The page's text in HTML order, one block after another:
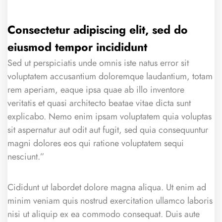
Consectetur adipiscing elit, sed do
eiusmod tempor incididunt
Sed ut perspiciatis unde omnis iste natus error sit
voluptatem accusantium doloremque laudantium, totam
rem aperiam, eaque ipsa quae ab illo inventore
veritatis et quasi architecto beatae vitae dicta sunt
explicabo. Nemo enim ipsam voluptatem quia voluptas
sit aspernatur aut odit aut fugit, sed quia consequuntur
magni dolores eos qui ratione voluptatem sequi
nesciunt.”
Cididunt ut labordet dolore magna aliqua. Ut enim ad
minim veniam quis nostrud exercitation ullamco laboris
nisi ut aliquip ex ea commodo consequat. Duis aute